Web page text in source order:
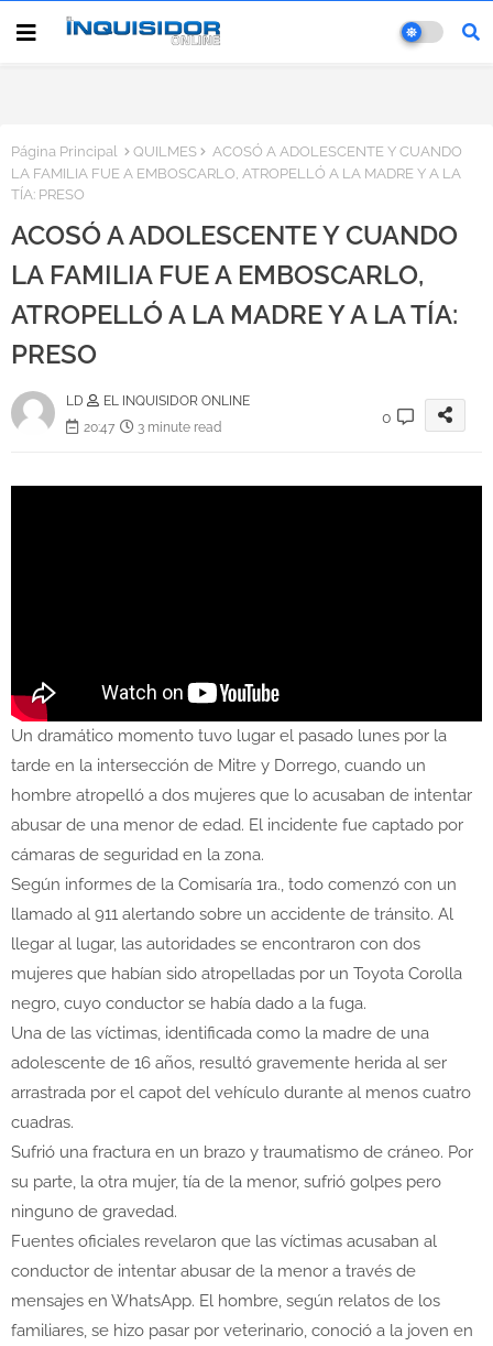
Página Principal QUILMES
ACOSÓ A ADOLESCENTE Y CUANDO
LA FAMILIA FUE A EMBOSCARLO, ATROPELLÓ A LA MADRE Y A LA
TÍA: PRESO
ACOSÓ A ADOLESCENTE Y CUANDO
LA FAMILIA FUE A EMBOSCARLO,
ATROPELLÓ A LA MADRE Y A LA TÍA:
PRESO
LD
EL INQUISIDOR ONLINE
20:47
3 minute read
0
Un dramático momento tuvo lugar el pasado lunes por la
tarde en la intersección de Mitre y Dorrego, cuando un
hombre atropelló a dos mujeres que lo acusaban de intentar
abusar de una menor de edad. El incidente fue captado por
cámaras de seguridad en la zona.
Según informes de la Comisaría 1ra., todo comenzó con un
llamado al 911 alertando sobre un accidente de tránsito. Al
llegar al lugar, las autoridades se encontraron con dos
mujeres que habían sido atropelladas por un Toyota Corolla
negro, cuyo conductor se había dado a la fuga.
Una de las víctimas, identificada como la madre de una
adolescente de 16 años, resultó gravemente herida al ser
arrastrada por el capot del vehículo durante al menos cuatro
cuadras.
Sufrió una fractura en un brazo y traumatismo de cráneo. Por
su parte, la otra mujer, tía de la menor, sufrió golpes pero
ninguno de gravedad.
Fuentes oficiales revelaron que las víctimas acusaban al
conductor de intentar abusar de la menor a través de
mensajes en WhatsApp. El hombre, según relatos de los
familiares, se hizo pasar por veterinario, conoció a la joven en